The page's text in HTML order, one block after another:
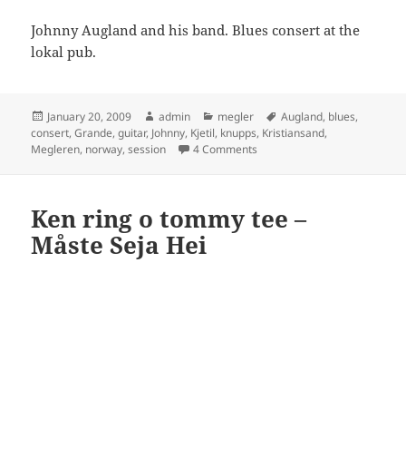
Johnny Augland and his band. Blues consert at the
lokal pub.
Posted
on
January 20, 2009 Author
admin Categories
megler Tags
Augland, blues,
consert,Grande,guitar, Johnny, Kjetil, knupps, Kristiansand,
Megleren, norway,session 4 Comments
Ken ring o tommy tee –
Måste Seja Hei